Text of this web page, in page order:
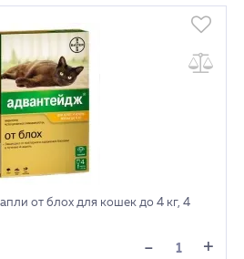
от блох для кошек до 4 кг, 4
- +